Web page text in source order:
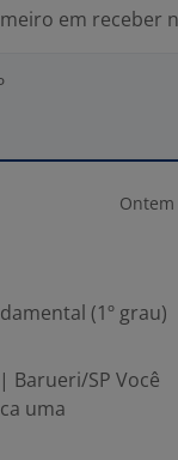
em receber
Ontem
(1º grau)
Barueri/SP Você
uma